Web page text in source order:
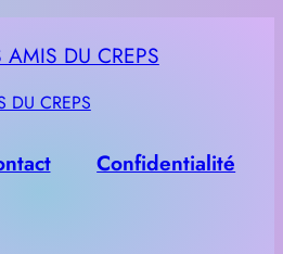
DU CREPS
Confidentialité